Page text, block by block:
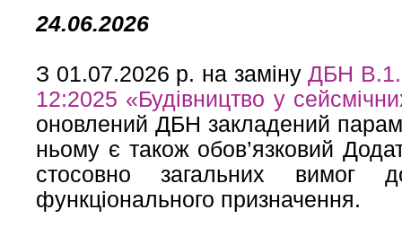
24.06.2026
З 01.07.2026 р. на замінуДБН
12:2025 «Будівництво у
оновлений ДБН закладений
ньому є також обов’язковий
стосовно загальних вимог
функціонального призначення.